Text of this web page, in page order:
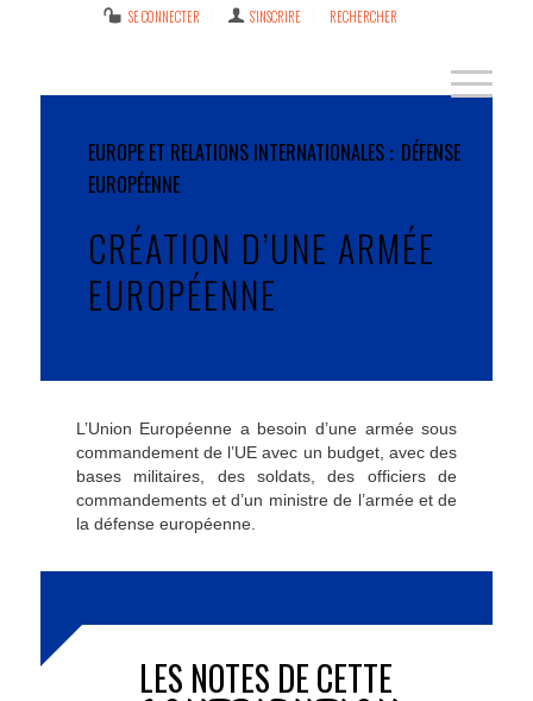
SE CONNECTER S’INSCRIRE RECHERCHER
EUROPE ET RELATIONS INTERNATIONALES
DÉFENSE
EUROPÉENNE
CRÉATION D’UNE ARMÉE
EUROPÉENNE
L’Union Européenne a besoin d’une armée sous
commandement de l’UE avec un budget, avec des
bases militaires, des soldats, des officiers de
commandements et d’un ministre de l’armée et de
la défense européenne.
LES NOTES DE CETTE